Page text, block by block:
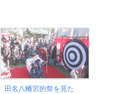
田名八幡宮的祭を見た